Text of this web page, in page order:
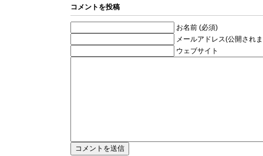
コメントを投稿
お名前 (必須)
メールアドレス(公開され
ウェブサイト